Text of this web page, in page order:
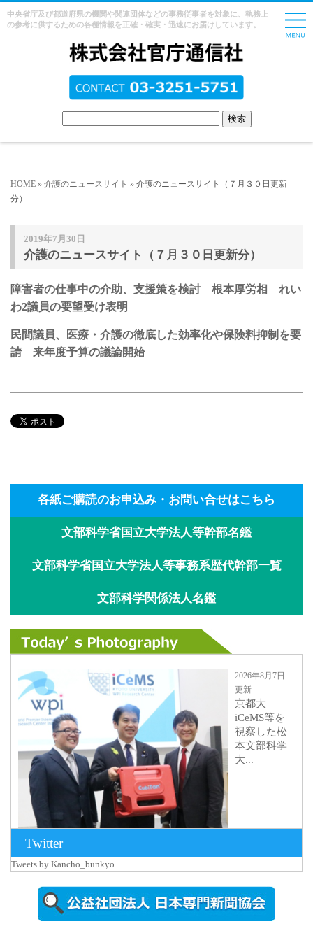
中央省庁及び都道府県の機関や関連団体などの事務従事者を対象に、執務上
の参考に供するための各種情報を正確・確実・迅速にお届けしています。
HOME » 介護のニュースサイト » 介護のニュースサイト（７月３０日更新
分）
2019年7月30日
介護のニュースサイト（７月３０日更新分）
障害者の仕事中の介助、支援策を検討 根本厚労相 れい
わ2議員の要望受け表明
民間議員、医療・介護の徹底した効率化や保険料抑制を要
請 来年度予算の議論開始
各紙ご購読のお申込み・お問い合せはこちら
文部科学省国立大学法人等幹部名鑑
文部科学省国立大学法人等事務系歴代幹部一覧
文部科学関係法人名鑑
2026年8月7日
更新
京都大
iCeMS等を
視察した松
本文部科学
大...
2026年8月5日
更新
農工大で大
Twitter
Tweets by Kancho_bunkyo